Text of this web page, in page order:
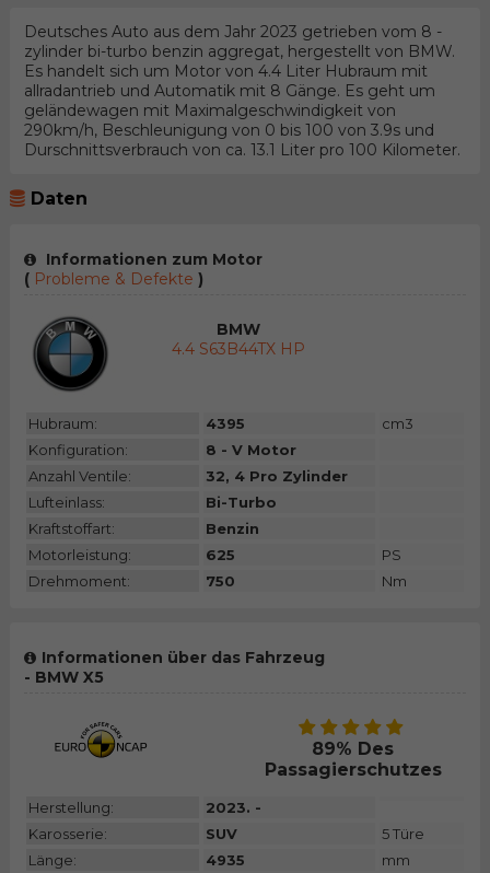
Deutsches Auto aus dem Jahr 2023 getrieben vom 8 -
zylinder bi-turbo benzin aggregat, hergestellt von BMW.
Es handelt sich um Motor von 4.4 Liter Hubraum mit
allradantrieb und Automatik mit 8 Gänge. Es geht um
geländewagen mit Maximalgeschwindigkeit von
290km/h, Beschleunigung von 0 bis 100 von 3.9s und
Durschnittsverbrauch von ca. 13.1 Liter pro 100 Kilometer.
Daten
Informationen zum Motor
(Probleme & Defekte )
BMW
4.4 S63B44TX HP
Hubraum: 4395
cm3
Konfiguration:
8 - V Motor
Anzahl Ventile:
32, 4 Pro Zylinder
Lufteinlass:
Bi-Turbo
Kraftstoffart:
Benzin
Motorleistung:
625
PS
Drehmoment:
750 Nm
Informationen über das Fahrzeug
- BMW X5
89% Des
Passagierschutzes
Herstellung:
2023. -
Karosserie:
SUV
5 Türe
Länge:
4935
mm